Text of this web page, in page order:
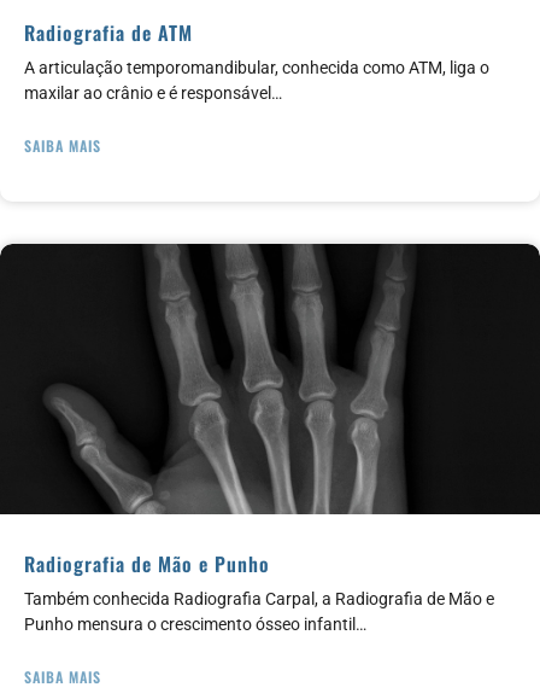
Radiografia de ATM
A articulação temporomandibular, conhecida como ATM, liga o
maxilar ao crânio e é responsável…
SAIBA MAIS
Radiografia de Mão e Punho
Também conhecida Radiografia Carpal, a Radiografia de Mão e
Punho mensura o crescimento ósseo infantil…
SAIBA MAIS